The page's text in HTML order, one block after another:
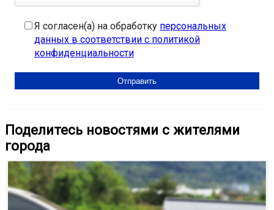
Я согласен(а) на обработку персональных
данных в соответствии с политикой
конфиденциальности
Поделитесь новостями с жителями
города